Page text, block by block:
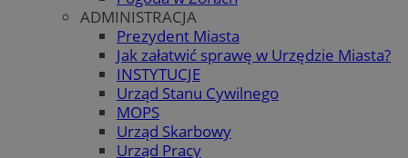
ADMINISTRACJA
Prezydent Miasta
Jak załatwić sprawę w Urzędzie Miasta?
INSTYTUCJE
Urząd Stanu Cywilnego
MOPS
Urząd Skarbowy
Urząd Pracy